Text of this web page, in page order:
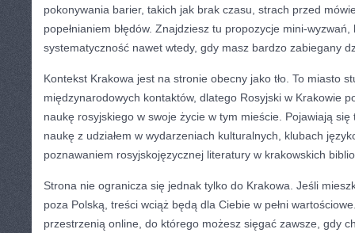
pokonywania barier, takich jak brak czasu, strach przed
popełnianiem błędów. Znajdziesz tu propozycje mini-
systematyczność nawet wtedy, gdy masz bardzo zabiegany
Kontekst Krakowa jest na stronie obecny jako tło. To miasto
międzynarodowych kontaktów, dlatego Rosyjski w Krakowie
naukę rosyjskiego w swoje życie w tym mieście. Pojawiają się
naukę z udziałem w wydarzeniach kulturalnych, klubach
poznawaniem rosyjskojęzycznej literatury w krakowskich
Strona nie ogranicza się jednak tylko do Krakowa. Jeśli
poza Polską, treści wciąż będą dla Ciebie w pełni
przestrzenią online, do którego możesz sięgać zawsze, gdy